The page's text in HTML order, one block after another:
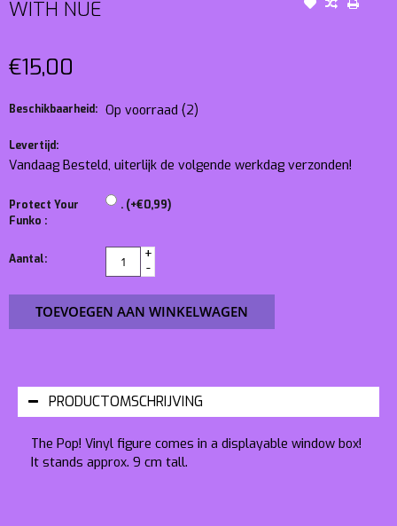
WITH NUE
€15,00
Beschikbaarheid: Op voorraad (2)
Levertijd:
Vandaag Besteld, uiterlijk de volgende werkdag verzonden!
Protect Your
Funko :
. (+€0,99)
Aantal:
+
-
TOEVOEGEN AAN WINKELWAGEN
PRODUCTOMSCHRIJVING
The Pop! Vinyl figure comes in a displayable window box!
It stands approx. 9 cm tall.